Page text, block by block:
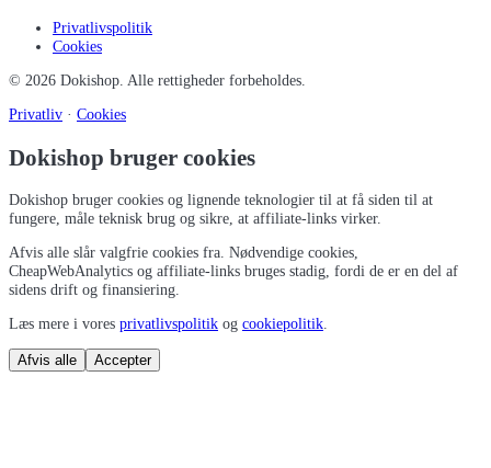
Privatlivspolitik
Cookies
© 2026 Dokishop. Alle rettigheder forbeholdes.
Privatliv · Cookies
Dokishop bruger cookies
Dokishop bruger cookies og lignende teknologier til at få siden til at
fungere, måle teknisk brug og sikre, at affiliate-links virker.
Afvis alle slår valgfrie cookies fra. Nødvendige cookies,
CheapWebAnalytics og affiliate-links bruges stadig, fordi de er en del af
sidens drift og finansiering.
Læs mere i vores privatlivspolitik og cookiepolitik
Afvis alle Accepter